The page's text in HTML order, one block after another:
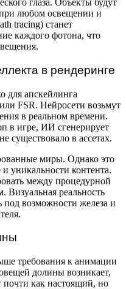
глаза. Объекты будут
любом освещении и
tracing) станет
каждого фотона, что
в рендеринге
для апскейлинга
FSR. Нейросети возьмут
в реальном времени.
в игре, ИИ сгенерирует
существовало в ассетах.
миры. Однако это
уникальности контента.
между процедурной
Визуальная реальность
под возможности железа и
требования к анимации
долины возникает,
почти как настоящий, но